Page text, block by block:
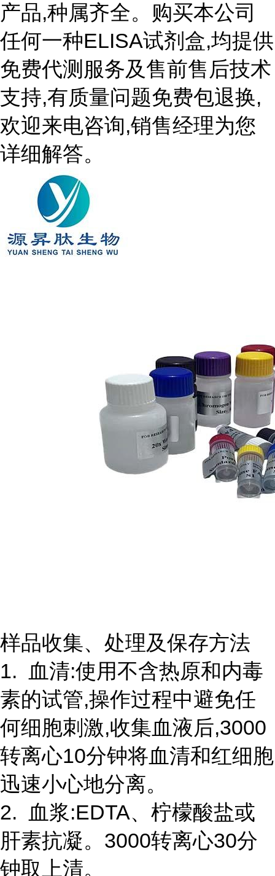
产品,种属齐全。购买本公司
任何一种ELISA试剂盒,均提供
免费代测服务及售前售后技术
支持,有质量问题免费包退换,
欢迎来电咨询,销售经理为您
详细解答。
样品收集、处理及保存方法
1. 血清:使用不含热原和内毒
素的试管,操作过程中避免任
何细胞刺激,收集血液后,3000
转离心10分钟将血清和红细胞
迅速小心地分离。
2. 血浆:EDTA、柠檬酸盐或
肝素抗凝。3000转离心30分
钟取上清。